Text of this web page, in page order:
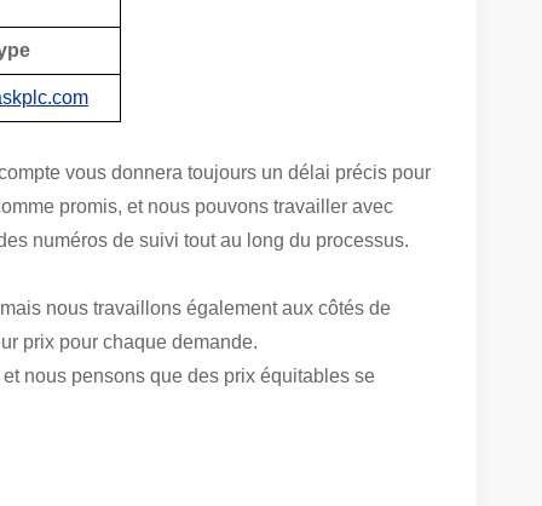
vous donnera toujours un délai précis pour
promis, et nous pouvons travailler avec
numéros de suivi tout au long du processus.
nous travaillons également aux côtés de
prix pour chaque demande.
nous pensons que des prix équitables se